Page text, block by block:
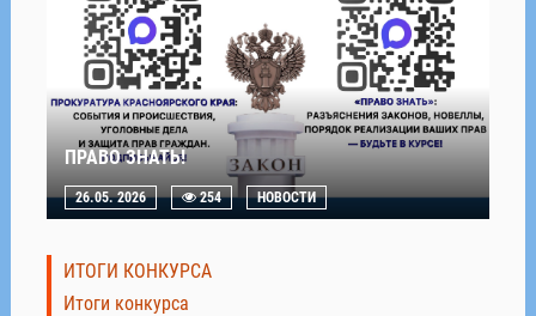
ПРАВО ЗНАТЬ!
26.05. 2026 254 НОВОСТИ
ИТОГИ КОНКУРСА
Итоги конкурса